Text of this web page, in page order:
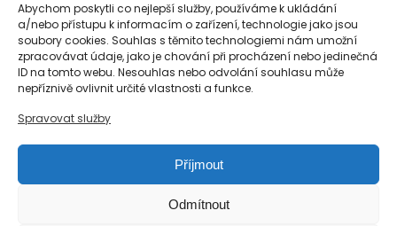
Abychom poskytli co nejlepší služby, používáme k ukládání
a/nebo přístupu k informacím o zařízení, technologie jako jsou
soubory cookies. Souhlas s těmito technologiemi nám umožní
zpracovávat údaje, jako je chování při procházení nebo jedinečná
ID na tomto webu. Nesouhlas nebo odvolání souhlasu může
nepříznivě ovlivnit určité vlastnosti a funkce.
Spravovat služby
Příjmout
Odmítnout
O nás
Obchodní podmínky
Zásady ochrany osobních údajů